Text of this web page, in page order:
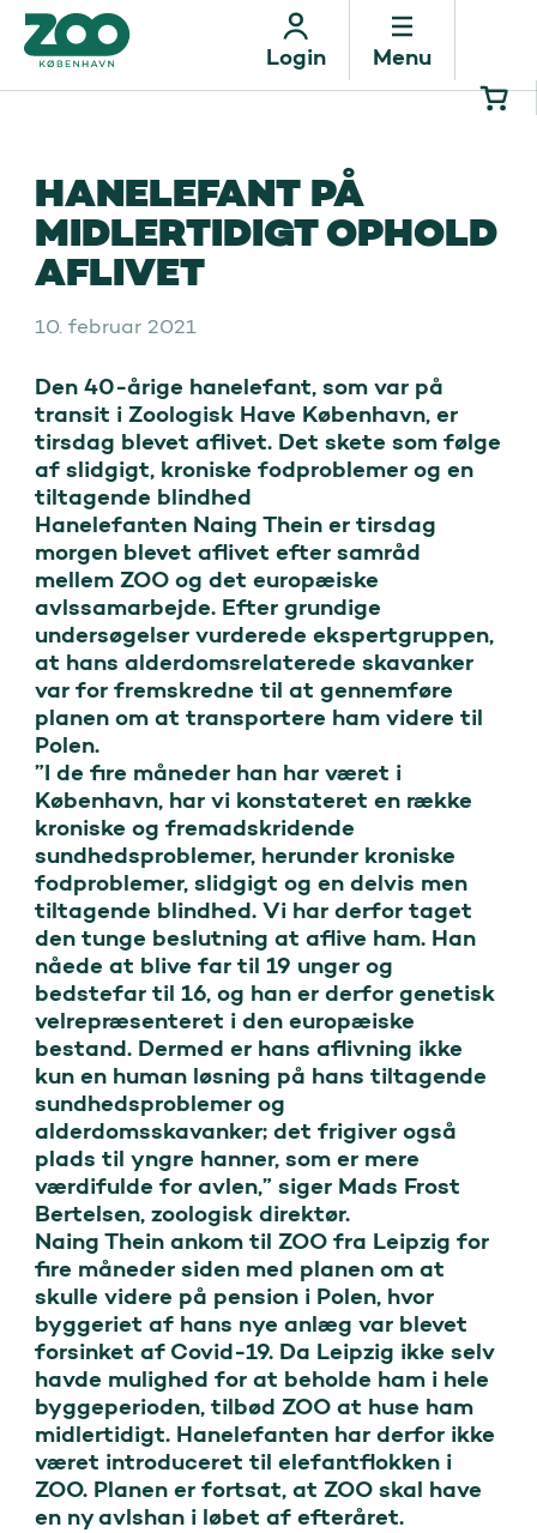
Menu
Login
HANELEFANT PÅ
MIDLERTIDIGT OPHOLD
AFLIVET
10. februar 2021
Den 40-årige hanelefant, som var på
transit i Zoologisk Have København, er
tirsdag blevet aflivet. Det skete som følge
af slidgigt, kroniske fodproblemer og en
tiltagende blindhed
Hanelefanten Naing Thein er tirsdag
morgen blevet aflivet efter samråd
mellem ZOO og det europæiske
avlssamarbejde. Efter grundige
undersøgelser vurderede ekspertgruppen,
at hans alderdomsrelaterede skavanker
var for fremskredne til at gennemføre
planen om at transportere ham videre til
Polen.
”I de fire måneder han har været i
København, har vi konstateret en række
kroniske og fremadskridende
sundhedsproblemer, herunder kroniske
fodproblemer, slidgigt og en delvis men
tiltagende blindhed. Vi har derfor taget
den tunge beslutning at aflive ham. Han
nåede at blive far til 19 unger og
bedstefar til 16, og han er derfor genetisk
velrepræsenteret i den europæiske
bestand. Dermed er hans aflivning ikke
kun en human løsning på hans tiltagende
sundhedsproblemer og
alderdomsskavanker; det frigiver også
plads til yngre hanner, som er mere
værdifulde for avlen,” siger Mads Frost
Bertelsen, zoologisk direktør.
Naing Thein ankom til ZOO fra Leipzig for
fire måneder siden med planen om at
skulle videre på pension i Polen, hvor
byggeriet af hans nye anlæg var blevet
forsinket af Covid-19. Da Leipzig ikke selv
havde mulighed for at beholde ham i hele
byggeperioden, tilbød ZOO at huse ham
midlertidigt. Hanelefanten har derfor ikke
været introduceret til elefantflokken i
ZOO. Planen er fortsat, at ZOO skal have
en ny avlshan i løbet af efteråret.